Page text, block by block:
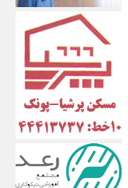
اندیشه معاصر
اندیشه ها
انرژی پرس
ای استخدام
ایتنا
ایراف
ایران آرت
ایران آنلاین
ایران زندگی
ایران فوری
ایرانی روز
ایرانیتال